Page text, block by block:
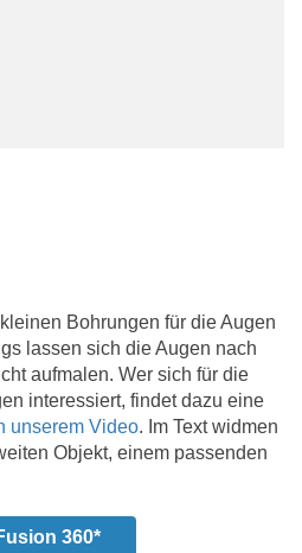
Bohrungen für die Augen
lassen sich die Augen nach
aufmalen. Wer sich für die
interessiert, findet dazu eine
unserem Video. Im Text widmen
Objekt, einem passenden
360*